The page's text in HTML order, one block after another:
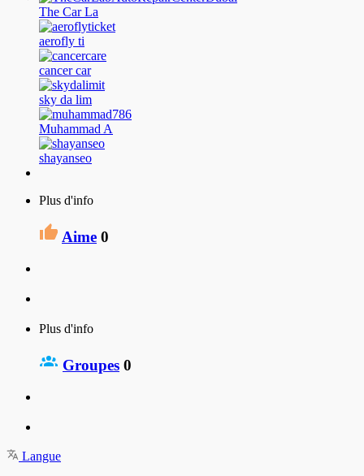
The Car La
aerofly ti
cancer car
sky da lim
Muhammad A
shayanseo
Plus d'info
Aime 0
Plus d'info
Groupes 0
Langue